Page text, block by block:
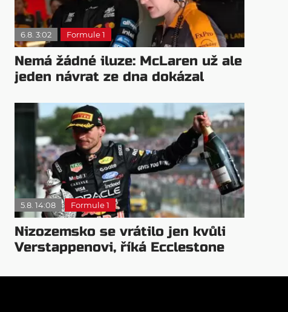
6.8. 3:02 Formule 1
Nemá žádné iluze: McLaren už ale
jeden návrat ze dna dokázal
5.8. 14:08 Formule 1
Nizozemsko se vrátilo jen kvůli
Verstappenovi, říká Ecclestone